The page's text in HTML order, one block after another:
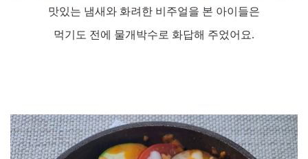
맛있는 냄새와 화려한 비주얼을 본 아이들은
먹기도 전에 물개박수로 화답해 주었어요.